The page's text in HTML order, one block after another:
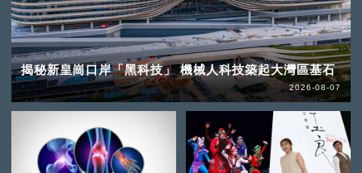
揭秘新皇崗口岸「黑科技」 機械人科技築起大灣區基石
2026-08-07